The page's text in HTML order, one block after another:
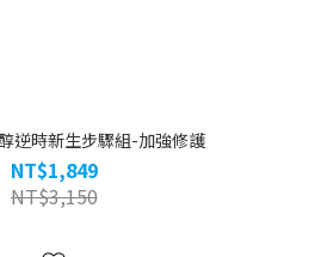
逆時新生步驟組-加強修護
NT$1,849
NT$3,150